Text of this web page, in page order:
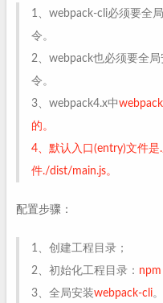
1、webpack-cli必须要全
令。
2、webpack也必须要全
令。
3、webpack4.x中
的。
4、默认入口 (entry)文件是
件./dist/main.js。
配置步骤：
1、创建工程目录；
2、初始化工程目录：
3、全局安装webpack-cli。